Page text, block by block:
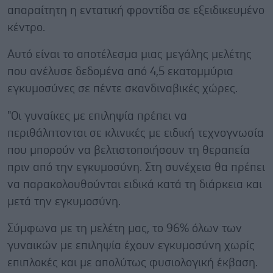
απαραίτητη η εντατική φροντίδα σε εξειδικευμένο
κέντρο.
Αυτό είναι το αποτέλεσμα μιας μεγάλης μελέτης
που ανέλυσε δεδομένα από 4,5 εκατομμύρια
εγκυμοσύνες σε πέντε σκανδιναβικές χώρες.
"Οι γυναίκες με επιληψία πρέπει να
περιθάλπτονται σε κλινικές με ειδική τεχνογνωσία
που μπορούν να βελτιστοποιήσουν τη θεραπεία
πριν από την εγκυμοσύνη. Στη συνέχεια θα πρέπει
να παρακολουθούνται ειδικά κατά τη διάρκεια και
μετά την εγκυμοσύνη.
Σύμφωνα με τη μελέτη μας, το 96% όλων των
γυναικών με επιληψία έχουν εγκυμοσύνη χωρίς
επιπλοκές και με απολύτως φυσιολογική έκβαση.